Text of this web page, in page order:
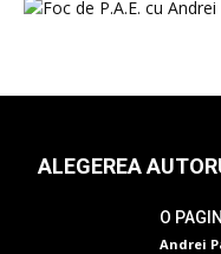
ALEGEREA
O
Andrei